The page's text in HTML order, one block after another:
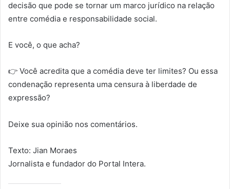
decisão que pode se tornar um marco jurídico na relação
entre comédia e responsabilidade social.
E você, o que acha?
👉 Você acredita que a comédia deve ter limites? Ou essa
condenação representa uma censura à liberdade de
expressão?
Deixe sua opinião nos comentários.
Texto: Jian Moraes
Jornalista e fundador do Portal Intera.